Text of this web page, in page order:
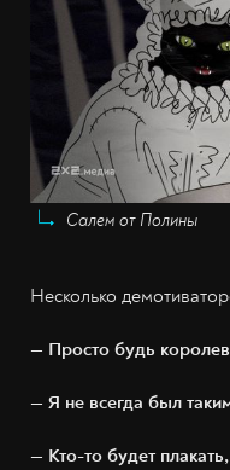
Салем от Полины
Несколько
— Просто будь
— Я не всегда был
— Кто-то будет